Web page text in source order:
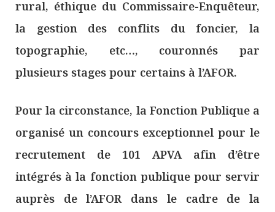
rural, éthique du Commissaire-Enquêteur,
la gestion des conflits du foncier, la
topographie, etc…, couronnés par
plusieurs stages pour certains à l’AFOR.
Pour la circonstance, la Fonction Publique a
organisé un concours exceptionnel pour le
recrutement de 101 APVA afin d’être
intégrés à la fonction publique pour servir
auprès de l’AFOR dans le cadre de la